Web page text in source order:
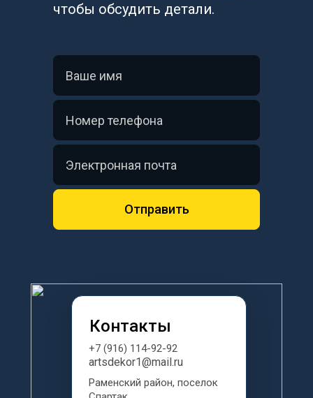
Контакты
+7 (916) 114-92-92
Отправить
чтобы обсудить детали.
Раменский район, поселок
artsdekor1@mail.ru